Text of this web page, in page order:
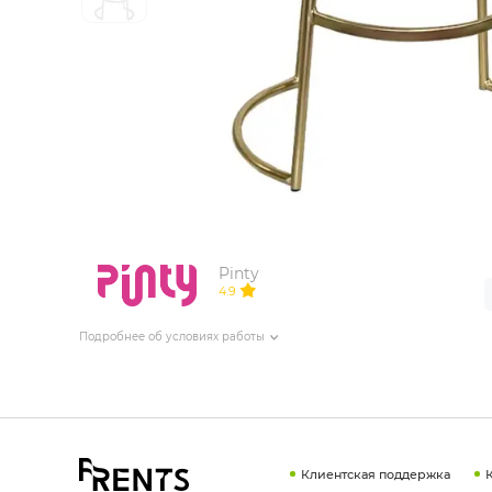
ИЗДЕЛИЯ ДЛЯ КОМФОРТА
ТЕХНИЧЕСКОЕ ОБОРУДОВАНИЕ
Pinty
4.9
Подробнее об условиях работы
Клиентская поддержка